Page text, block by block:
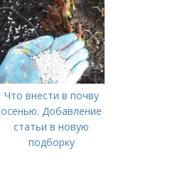
Что внести в почву
осенью. Добавление
статьи в новую
подборку